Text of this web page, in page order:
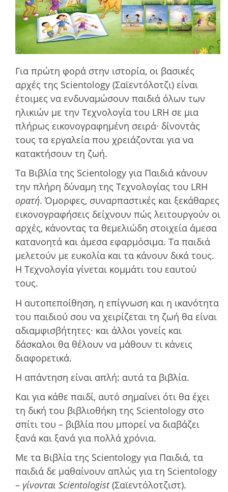
Για πρώτη φορά στην ιστορία, οι βασικές
αρχές της Scientology (Σαϊεντόλοτζι) είναι
έτοιμες να ενδυναμώσουν παιδιά όλων των
ηλικιών με την Τεχνολογία του LRH σε μια
πλήρως εικονογραφημένη σειρά· δίνοντάς
τους τα εργαλεία που χρειάζονται για να
κατακτήσουν τη ζωή.
Τα Βιβλία της Scientology για Παιδιά κάνουν
την πλήρη δύναμη της Τεχνολογίας του LRH
ορατή. Όμορφες, συναρπαστικές και ξεκάθαρες
εικονογραφήσεις δείχνουν πώς λειτουργούν οι
αρχές, κάνοντας τα θεμελιώδη στοιχεία άμεσα
κατανοητά και άμεσα εφαρμόσιμα. Τα παιδιά
μελετούν με ευκολία και τα κάνουν δικά τους.
Η Τεχνολογία γίνεται κομμάτι του εαυτού
τους.
Η αυτοπεποίθηση, η επίγνωση και η ικανότητα
του παιδιού σου να χειρίζεται τη ζωή θα είναι
αδιαμφισβήτητες· και άλλοι γονείς και
δάσκαλοι θα θέλουν να μάθουν τι κάνεις
διαφορετικά.
Η απάντηση είναι απλή: αυτά τα βιβλία.
Και για κάθε παιδί, αυτό σημαίνει ότι θα έχει
τη δική του βιβλιοθήκη της Scientology στο
σπίτι του – βιβλία που μπορεί να διαβάζει
ξανά και ξανά για πολλά χρόνια.
Με τα Βιβλία της Scientology για Παιδιά, τα
παιδιά δε μαθαίνουν απλώς για τη Scientology
– γίνονται Scientologist(Σαϊεντόλοτζιστ).